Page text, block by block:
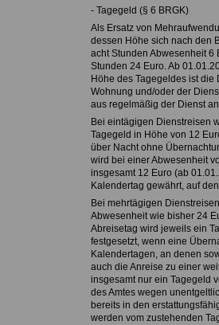
- Tagegeld (§ 6 BRGK)
Als Ersatz von
dessen Höhe sich nach den
acht Stunden Abwesenheit
Stunden 24 Euro. Ab
Höhe des Tagegeldes ist
Wohnung und/oder der
aus regelmäßig der Dienst
Bei eintägigen Dienstreisen
Tagegeld in Höhe von 12
über Nacht ohne
wird bei einer Abwesenheit
insgesamt 12 Euro (ab
Kalendertag gewährt, auf
Bei mehrtägigen
Abwesenheit wie bisher 24
Abreisetag wird jeweils ein
festgesetzt, wenn eine
Kalendertagen, an denen
auch die Anreise zu einer
insgesamt nur ein Tagegeld
des Amtes wegen
bereits in den
werden vom zustehenden